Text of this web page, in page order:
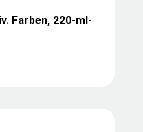
Farben, 220-ml-